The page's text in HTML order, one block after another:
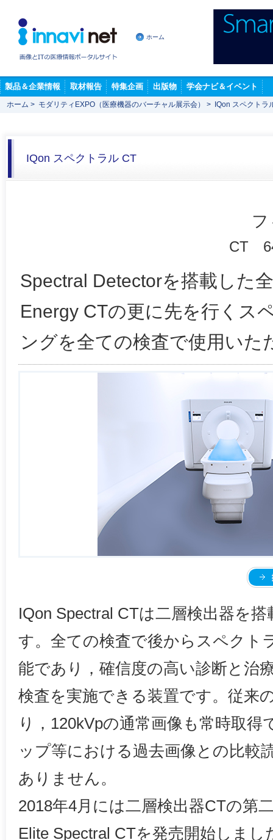
ホーム
製品＆企業情報 取材報告 特集企画 出版物 学会ナビ＆イベント
ホーム > モダリティEXPO（医療機器のバーチャル展示会） > IQon スペクトラ
IQon スペクトラル CT
CT
Spectral Detectorを搭載した
Energy CTの更に先を行くス
ングを全ての検査で使用いた
IQon Spectral CTは二層検出器を
す。全ての検査で後からスペクト
能であり，確信度の高い診断と治
検査を実施できる装置です。従来
り，120kVpの通常画像も常時取
ップ等における過去画像との比較
ありません。
2018年4月には二層検出器CTの第
Elite Spectral CTを発売開始しま